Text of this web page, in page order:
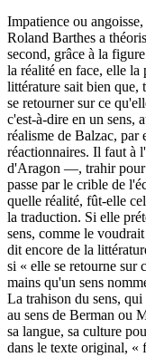
Impatience ou
Roland Barthes a
second, grâce à la
la réalité en face, elle
littérature sait bien que,
se retourner sur ce
c'est-à-dire en un sens,
réalisme de Balzac, par
réactionnaires. Il faut
d'Aragon —, trahir pour
passe par le crible de
quelle réalité, fût-elle
la traduction. Si elle
sens, comme le
dit encore de la
si « elle se retourne sur
mains qu'un sens
La trahison du sens,
au sens de Berman ou
sa langue, sa culture
dans le texte original, «